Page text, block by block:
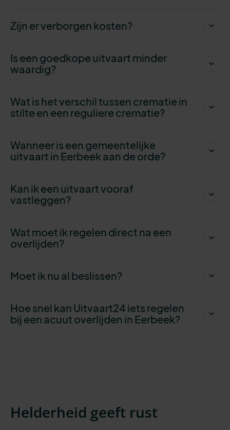
Zijn er verborgen kosten?
Is een goedkope uitvaart minder
waardig?
Wat is het verschil tussen crematie in
stilte en een reguliere crematie?
Wanneer is een gemeentelijke
uitvaart in Eerbeek aan de orde?
Kan ik een uitvaart vooraf
vastleggen?
Wat moet ik regelen direct na een
overlijden?
Moet ik nu al beslissen?
Hoe snel kan Uitvaart24 iets regelen
bij een acuut overlijden in Eerbeek?
Helderheid geeft rust